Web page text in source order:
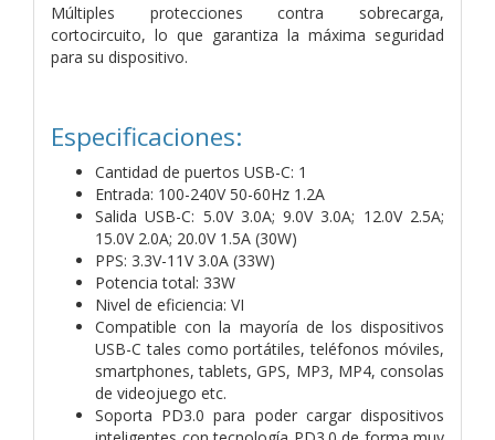
Múltiples protecciones contra sobrecarga,
cortocircuito, lo que garantiza la máxima seguridad
para su dispositivo.
Especificaciones:
Cantidad de puertos USB-C: 1
Entrada: 100-240V 50-60Hz 1.2A
Salida USB-C: 5.0V 3.0A; 9.0V 3.0A; 12.0V 2.5A;
15.0V 2.0A; 20.0V 1.5A (30W)
PPS: 3.3V-11V 3.0A (33W)
Potencia total: 33W
Nivel de eficiencia: VI
Compatible con la mayoría de los dispositivos
USB-C tales como portátiles, teléfonos móviles,
smartphones, tablets, GPS, MP3, MP4, consolas
de videojuego etc.
Soporta PD3.0 para poder cargar dispositivos